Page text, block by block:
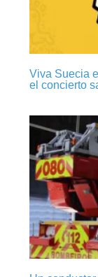
Viva Suecia
el concierto